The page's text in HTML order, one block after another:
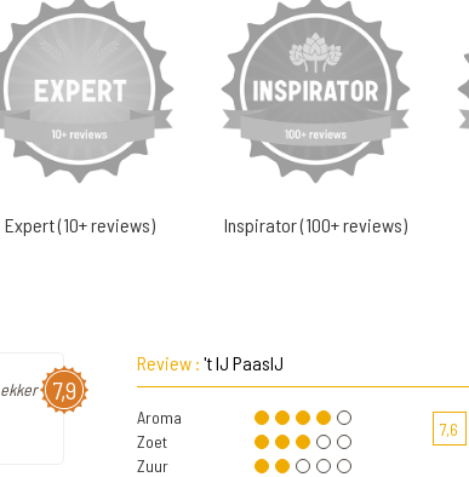
Expert (10+ reviews) Inspirator (100+ reviews)
7,9
Review : 't IJ PaasIJ
Aroma
Zoet
Zuur
7,6